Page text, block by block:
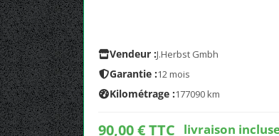
Vendeur :J.Herbst Gmbh
Garantie :12 mois
Kilométrage :177090 km
90,00 € TTC livraison